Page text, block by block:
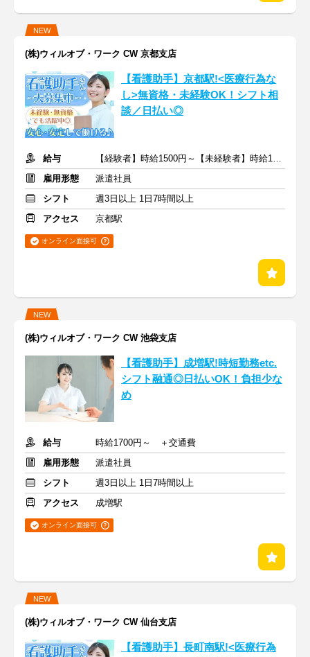
NEW
(株)ウィルオブ・ワーク CW 京都支店
【看護助手】京都駅!<医療行為な
し>無資格・未経験OK！シフト相
談／日払い◎
給与
【経験者】時給1500円～【未経験者】時給1400円～ ＋交通費
雇用形態
派遣社員
シフト
週3日以上 1日7時間以上
アクセス
京都駅
オンライン面接可
NEW
(株)ウィルオブ・ワーク CW 池袋支店
【看護助手】成増駅!時短勤務etc.
シフト融通◎日払いOK！負担少な
め
給与
時給1700円～ ＋交通費
雇用形態
派遣社員
シフト
週3日以上 1日7時間以上
アクセス
成増駅
オンライン面接可
NEW
(株)ウィルオブ・ワーク CW 仙台支店
【看護助手】長町南駅!<医療行為